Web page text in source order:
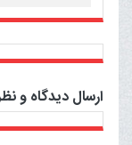
ارسال دیدگاه و